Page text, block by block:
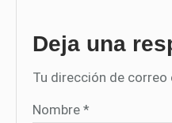
Deja una
Tu dirección de
Nombre *